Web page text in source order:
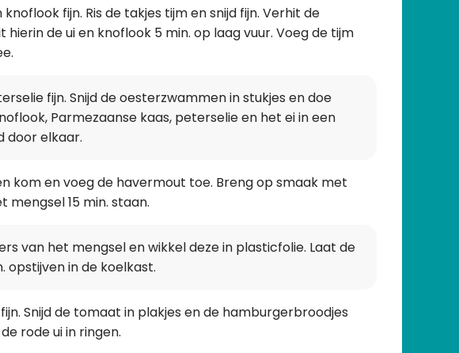
fijn. Ris de takjes tijm en snijd fijn. Verhit de
hierin de ui en knoflook 5 min. op laag vuur. Voeg de tijm
fijn. Snijd de oesterzwammen in stukjes en doe
Parmezaanse kaas, peterselie en het ei in een
door elkaar.
kom en voeg de havermout toe. Breng op smaak met
15 min. staan.
van het mengsel en wikkel deze in plasticfolie. Laat de
opstijven in de koelkast.
Snijd de tomaat in plakjes en de hamburgerbroodjes
rode ui in ringen.